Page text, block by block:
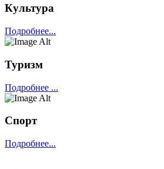
Культура
Подробнее...
Туризм
Подробнее ...
Спорт
Подробнее...